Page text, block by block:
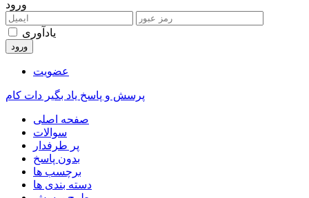
ورود
یادآوری
عضویت
پرسش و پاسخ یاد بگیر دات کام
صفحه اصلی
سوالات
پر طرفدار
بدون پاسخ
برچسب ها
دسته بندی ها